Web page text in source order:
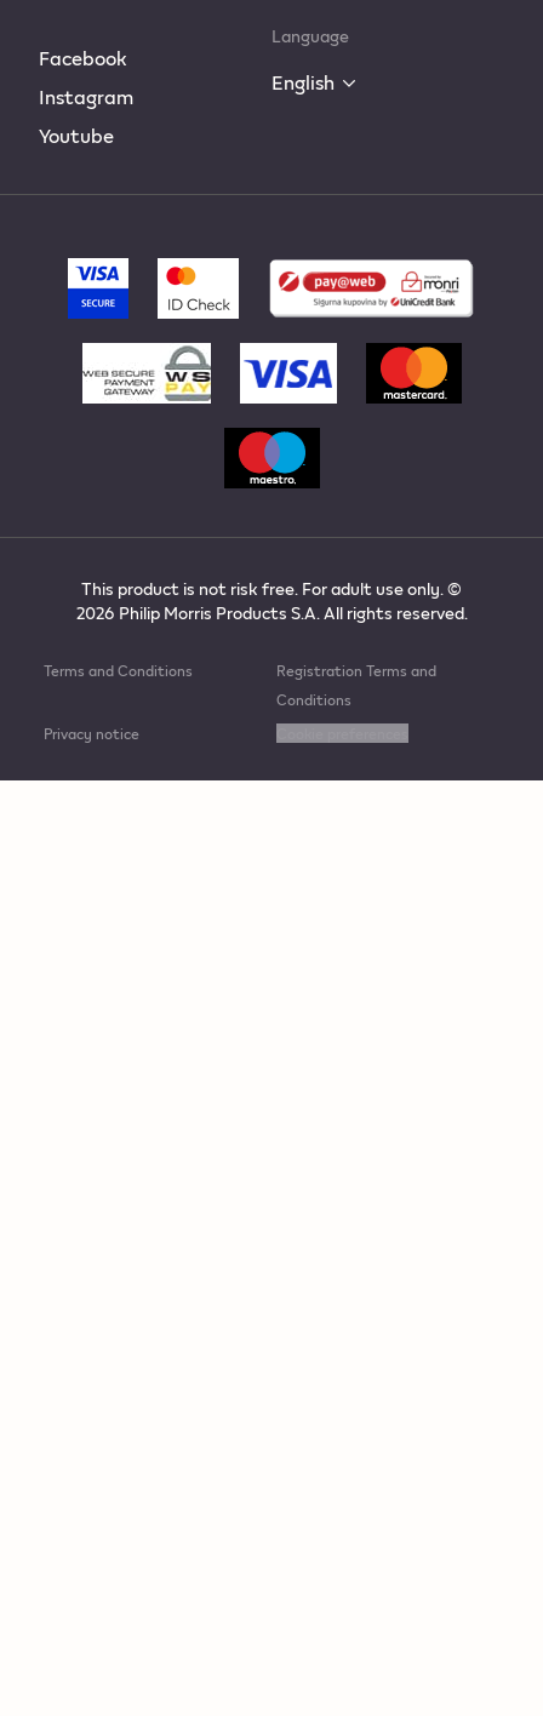
Facebook
Instagram
Youtube
Language
English
This product is not risk free. For adult use only. ©
2026 Philip Morris Products S.A. All rights reserved.
Terms and Conditions
Registration Terms and
Conditions
Privacy notice